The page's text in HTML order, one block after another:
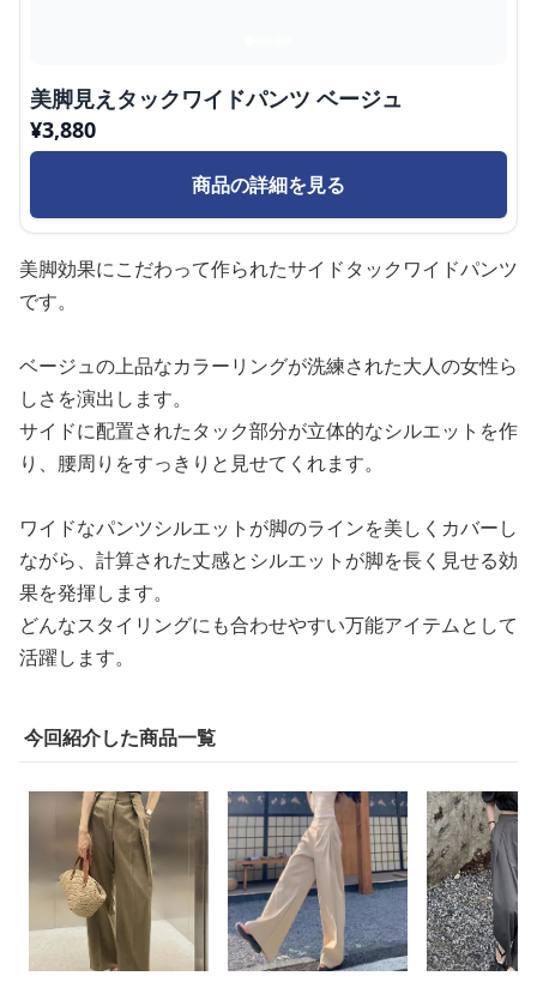
美脚見えタックワイドパンツ ベージュ
¥3,880
商品の詳細を見る
美脚効果にこだわって作られたサイドタックワイドパンツ
です。
ベージュの上品なカラーリングが洗練された大人の女性ら
しさを演出します。
サイドに配置されたタック部分が立体的なシルエットを作
り、腰周りをすっきりと見せてくれます。
ワイドなパンツシルエットが脚のラインを美しくカバーし
ながら、計算された丈感とシルエットが脚を長く見せる効
果を発揮します。
どんなスタイリングにも合わせやすい万能アイテムとして
活躍します。
今回紹介した商品一覧